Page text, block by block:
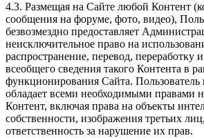
4.3. Размещая на Сайте любой Контент
сообщения на форуме, фото, видео),
безвозмездно предоставляет
неисключительное право на
распространение, перевод, переработку
всеобщего сведения такого Контента в
функционирования Сайта. Пользователь
обладает всеми необходимыми правами
Контент, включая права на объекты
собственности, изображения третьих
ответственность за нарушение их прав.